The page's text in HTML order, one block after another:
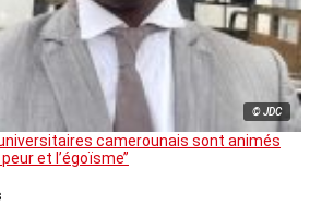
© JDC
universitaires camerounais sont animés
et l’égoïsme’’